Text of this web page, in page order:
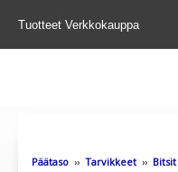
Tuotteet Verkkokauppa
Päätaso ›› Tarvikkeet›› Bitsit